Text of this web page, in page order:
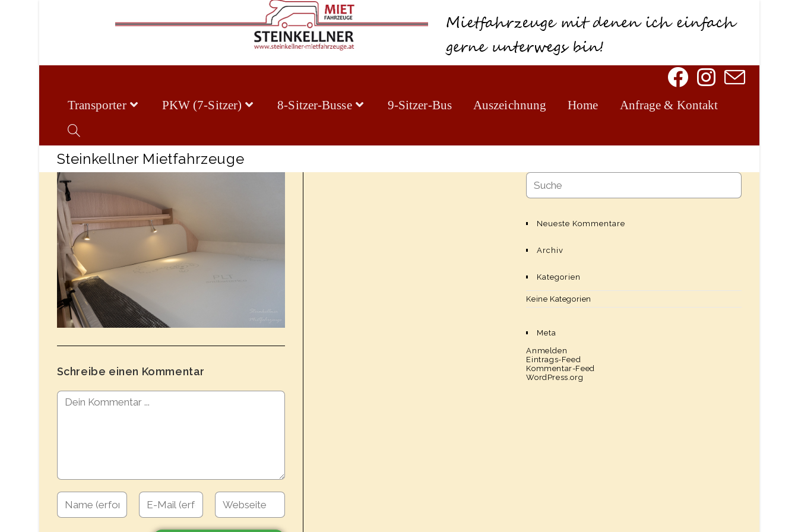
Transporter PKW (7-Sitzer) 8-Sitzer-Busse 9-Sitzer-Bus Auszeichnung Home Anfrage & Kontakt
Steinkellner Mietfahrzeuge
Schreibe einen Kommentar
Neueste Kommentare
Archiv
Kategorien
Keine Kategorien
Meta
Anmelden
Eintrags-Feed
Kommentar-Feed
WordPress.org